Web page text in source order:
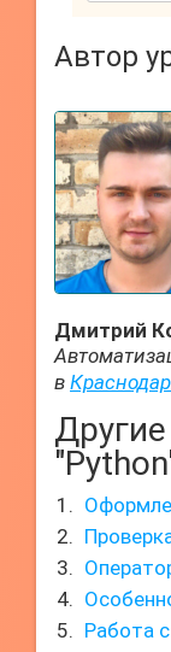
Автор
Дмитрий
в
Работа